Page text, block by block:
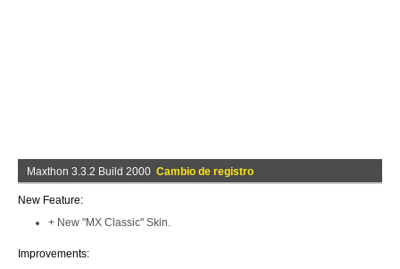
Maxthon 3.3.2 Build 2000 Cambio de registro
New Feature:
+ New "MX Classic" Skin.
Improvements: